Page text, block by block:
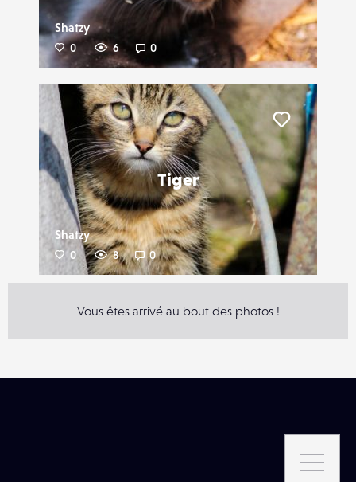
Shatzy
0 6 0
Tiger
Shatzy
0 8 0
Liker
Vous êtes arrivé au bout des photos !